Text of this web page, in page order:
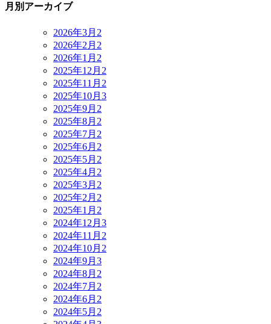
月別アーカイブ
2026年3月 2
2026年2月 2
2026年1月 2
2025年12月 2
2025年11月 2
2025年10月 3
2025年9月 2
2025年8月 2
2025年7月 2
2025年6月 2
2025年5月 2
2025年4月 2
2025年3月 2
2025年2月 2
2025年1月 2
2024年12月 3
2024年11月 2
2024年10月 2
2024年9月 3
2024年8月 2
2024年7月 2
2024年6月 2
2024年5月 2